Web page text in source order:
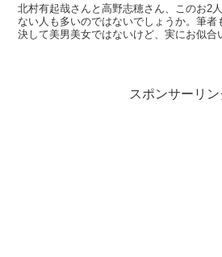
北村有起哉さんと高野志穂さん、このお2
ない人も多いのではないでしょうか。筆者
決して美男美女ではないけど、実にお似合
スポンサーリン